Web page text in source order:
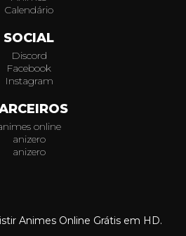
Calendário
SOCIAL
Discord
Facebook
Instagram
online
anizero
anizero
Animes Online Grátis em HD.